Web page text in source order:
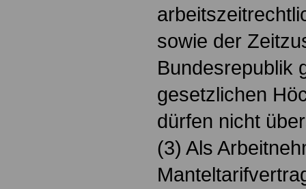
sowie der
Bundesrepublik
gesetzlichen
dürfen nicht
(3) Als